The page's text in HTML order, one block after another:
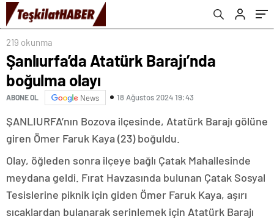
219 okunma
Şanlıurfa’da Atatürk Barajı’nda
boğulma olayı
ABONE OL News 18 Ağustos 2024 19:43
ŞANLIURFA’nın Bozova ilçesinde, Atatürk Barajı gölüne
giren Ömer Faruk Kaya (23) boğuldu.
Olay, öğleden sonra ilçeye bağlı Çatak Mahallesinde
meydana geldi. Fırat Havzasında bulunan Çatak Sosyal
Tesislerine piknik için giden Ömer Faruk Kaya, aşırı
sıcaklardan bulanarak serinlemek için Atatürk Barajı